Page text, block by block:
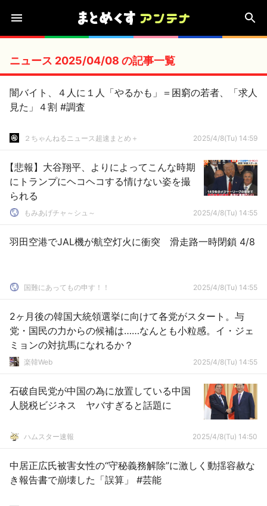
ニュース 2025/04/08 の記事一覧
闇バイト、４人に１人「やるかも」＝困窮の若者、「求人
見た」４割 #調査
２ちゃんねるニュース超速まとめ＋ 2025/4/8(Tu) 14:59
【悲報】大谷翔平、よりによってこんな時期
にトランプにヘコヘコする情けない姿を撮
られる
もみあげチャ～シュ～ 2025/4/8(Tu) 14:55
羽田空港でJAL機が航空灯火に衝突 滑走路一時閉鎖 4/8
国難にあってもの申す！！ 2025/4/8(Tu) 14:55
2ヶ月後の韓国大統領選挙に向けて各党がスタート。与
党・国民の力からの候補は……なんとも小粒感。イ・ジェ
ミョンの対抗馬になれるか？
楽韓Web 2025/4/8(Tu) 14:55
石破自民党が中国の為に放置している中国
人脱税ビジネス ヤバすぎると話題に
ハムスター速報 2025/4/8(Tu) 14:50
中居正広氏被害女性の“守秘義務解除”に激しく動揺容赦な
き報告書で崩壊した「誤算」 #芸能